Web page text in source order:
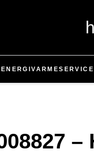
ENERGIVARMESERVICE
–